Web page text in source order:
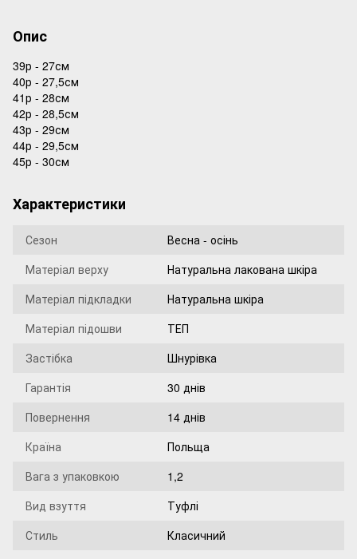
Опис
39р - 27см
40р - 27,5см
41р - 28см
42р - 28,5см
43р - 29см
44р - 29,5см
45р - 30см
Характеристики
Сезон
Весна - осінь
Матеріал верху
Натуральна лакована шкіра
Матеріал підкладки
Натуральна шкіра
Матеріал підошви
ТЕП
Застібка
Шнурівка
Гарантія
30 днів
Повернення
14 днів
Країна
Польща
Вага з упаковкою
1,2
Вид взуття
Туфлі
Стиль
Класичний